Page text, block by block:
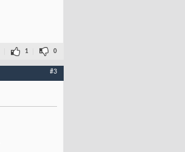
1 0
#3